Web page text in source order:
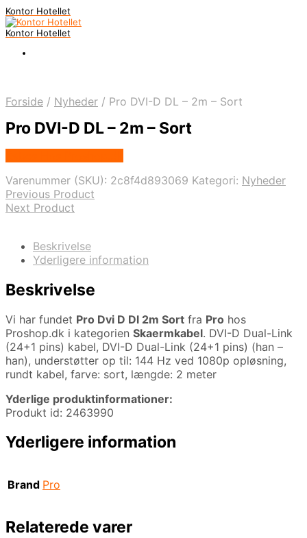
Kontor Hotellet
Kontor Hotellet
Forside / Nyheder / Pro DVI-D DL – 2m – Sort
Pro DVI-D DL – 2m – Sort
Varenummer (SKU): 2c8f4d893069 Kategori: Nyheder
Previous Product
Next Product
Beskrivelse
Yderligere information
Beskrivelse
Vi har fundet Pro Dvi D Dl 2m Sort fra Pro hos
Proshop.dk i kategorien Skaermkabel. DVI-D Dual-Link
(24+1 pins) kabel, DVI-D Dual-Link (24+1 pins) (han –
han), understøtter op til: 144 Hz ved 1080p opløsning,
rundt kabel, farve: sort, længde: 2 meter
Yderlige produktinformationer:
Produkt id: 2463990
Yderligere information
Brand Pro
Relaterede varer